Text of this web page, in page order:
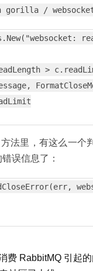
gorilla /
>
方法里，有这么一个
误信息了：
费 RabbitMQ 引起